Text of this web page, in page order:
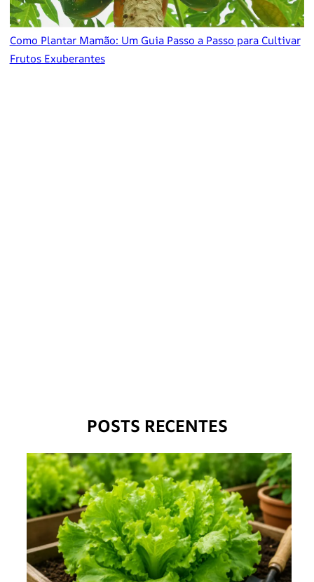
Como Plantar Mamão: Um Guia Passo a Passo para Cultivar
Frutos Exuberantes
POSTS RECENTES